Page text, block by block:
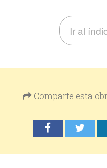
Ir al
Comparte esta